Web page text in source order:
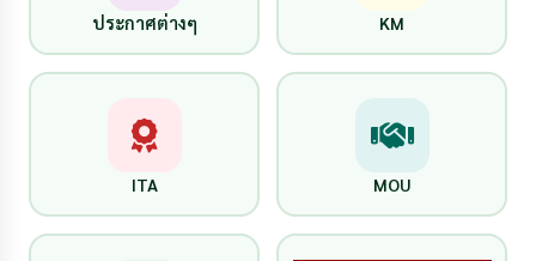
ประกาศต่างๆ KM
ITA MOU